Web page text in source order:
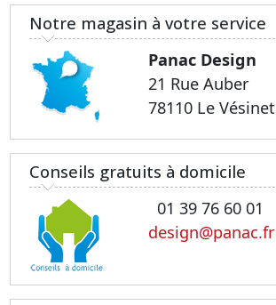
Notre magasin à votre service
Panac Design
21 Rue Auber
78110 Le Vésinet
Conseils gratuits à domicile
01 39 76 60 01
design@panac.fr